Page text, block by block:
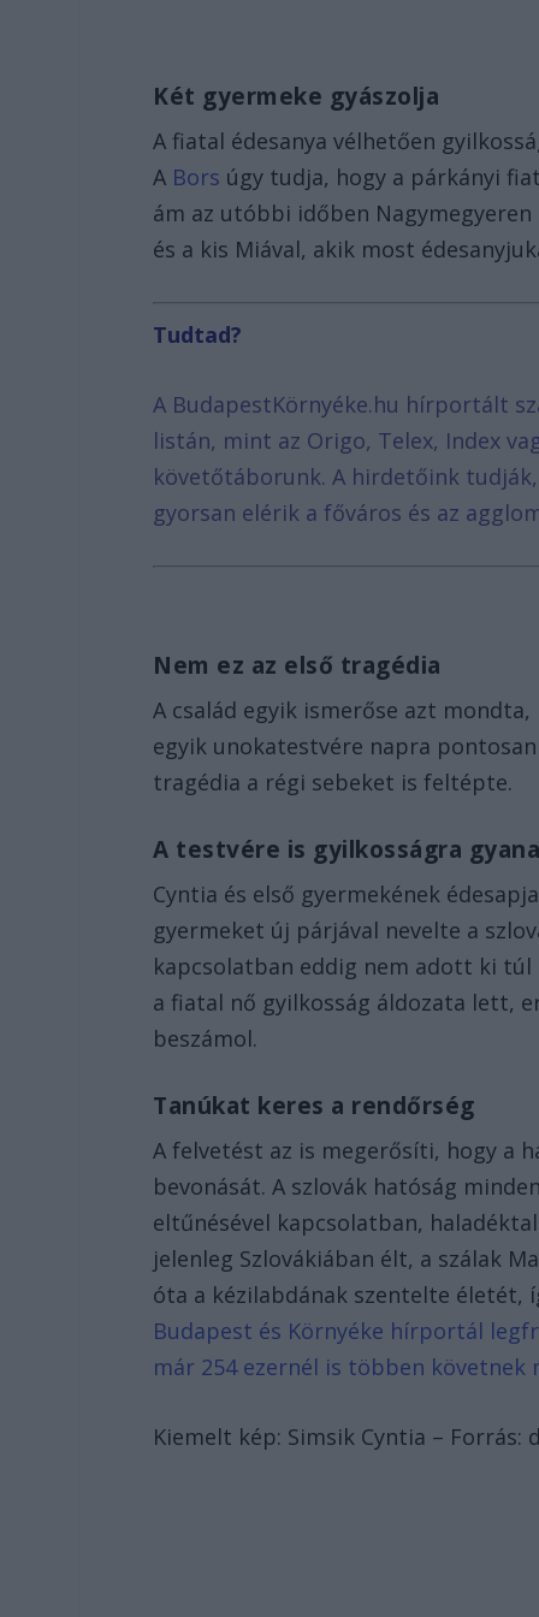
Két gyermeke gyászolja
A fiatal édesanya vélhetően
A Bors úgy tudja, hogy a párkányi
ám az utóbbi időben
és a kis Miával, akik most
Tudtad?
A BudapestKörnyéke.hu hírportált
listán, mint az Origo, Telex, Index
követőtáborunk. A hirdetőink
gyorsan elérik a főváros és az
Nem ez az első tragédia
A család egyik ismerőse azt
egyik unokatestvére napra
tragédia a régi sebeket is feltépte.
A testvére is gyilkosságra
Cyntia és első gyermekének
gyermeket új párjával nevelte a
kapcsolatban eddig nem adott ki
a fiatal nő gyilkosság áldozata lett,
beszámol.
Tanúkat keres a rendőrség
A felvetést az is megerősíti, hogy a
bevonását. A szlovák hatóság
eltűnésével kapcsolatban,
jelenleg Szlovákiában élt, a szálak
óta a kézilabdának szentelte életét,
Budapest és Környéke hírportál
már 254 ezernél is többen követnek
Kiemelt kép: Simsik Cyntia – Forrás: